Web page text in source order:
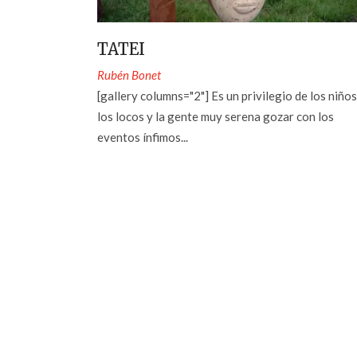
TATEI
Rubén Bonet
[gallery columns="2"] Es un privilegio de los
los locos y la gente muy serena gozar con los
eventos ínfimos...